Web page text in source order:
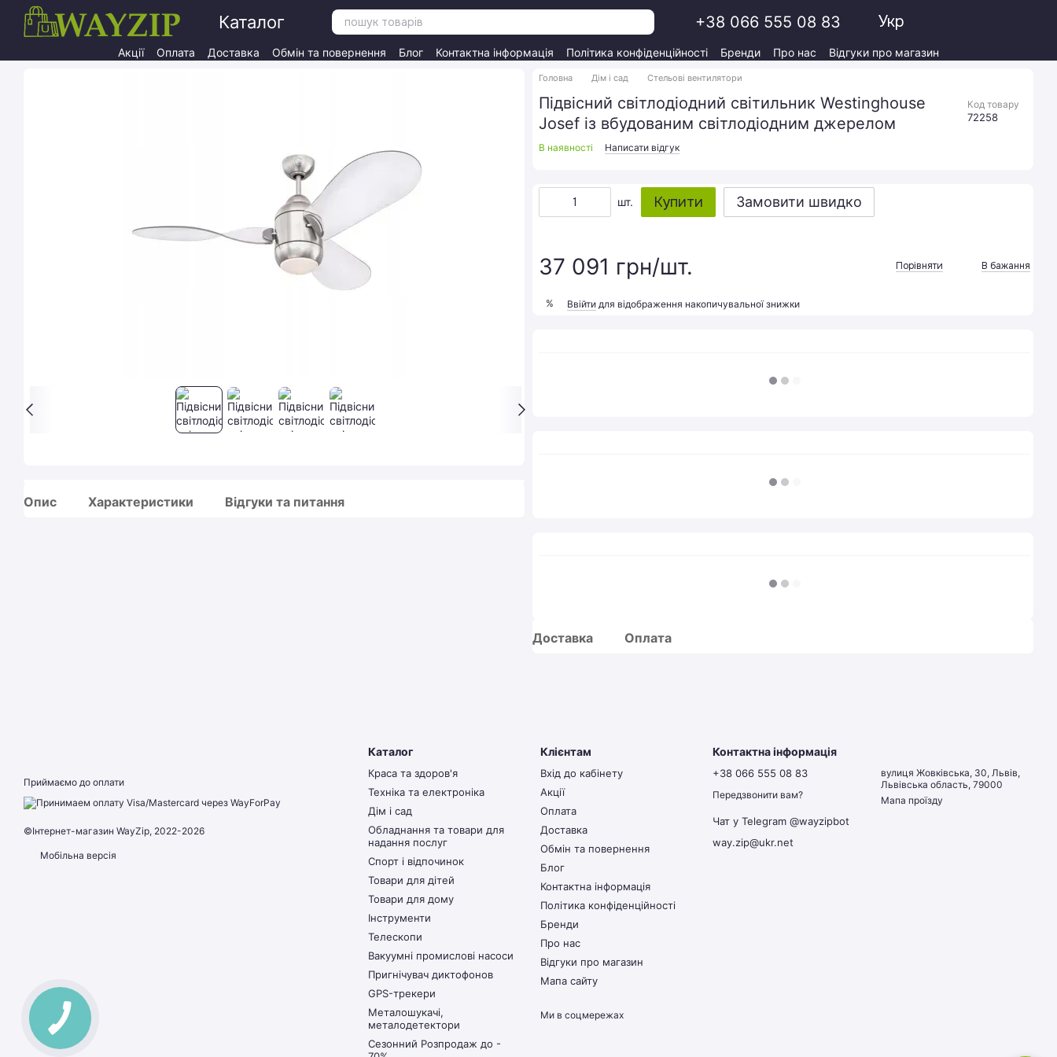
Перейти до основного контенту
Каталог +38 066 555 08 83 Укр
Акції Оплата Доставка Обмін та повернення Блог Контактна інформація Політика конфіденційності Бренди Про нас Відгуки про магазин
Опис Характеристики Відгуки та питання
Головна Дім і сад Стельові вентилятори
Підвісний світлодіодний світильник Westinghouse
Josef із вбудованим світлодіодним джерелом
Код товару
72258
В наявності Написати відгук
шт. Купити Замовити швидко
37 091 грн/шт. Порівняти В бажання
% Ввійти для відображення накопичувальної знижки
Доставка Оплата
Приймаємо до оплати
©Інтернет-магазин WayZip, 2022-2026
Мобільна версія
Каталог
Краса та здоров'я
Техніка та електроніка
Дім і сад
Обладнання та товари для
надання послуг
Спорт і відпочинок
Товари для дітей
Товари для дому
Інструменти
Телескопи
Вакуумні промислові насоси
Пригнічувач диктофонов
GPS-трекери
Металошукачі,
металодетектори
Сезонний Розпродаж до -
Клієнтам
Вхід до кабінету
Акції
Оплата
Доставка
Обмін та повернення
Блог
Контактна інформація
Політика конфіденційності
Бренди
Про нас
Відгуки про магазин
Мапа сайту
Ми в соцмережах
Контактна інформація
+38 066 555 08 83
Передзвонити вам?
Чат у Telegram @wayzipbot
way.zip@ukr.net
вулиця Жовківська, 30, Львів,
Львівська область, 79000
Мапа проїзду